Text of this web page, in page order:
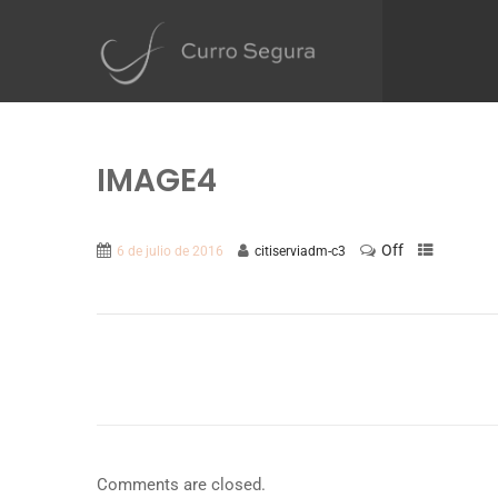
IMAGE4
6 de julio de 2016 citiserviadm-c3 Off
Comments are closed.